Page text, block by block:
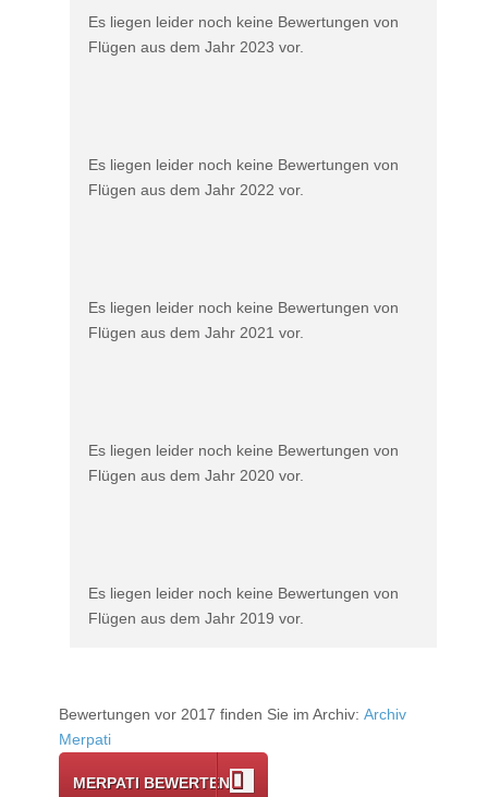
Es liegen leider noch keine Bewertungen von
Flügen aus dem Jahr 2023 vor.
Es liegen leider noch keine Bewertungen von
Flügen aus dem Jahr 2022 vor.
Es liegen leider noch keine Bewertungen von
Flügen aus dem Jahr 2021 vor.
Es liegen leider noch keine Bewertungen von
Flügen aus dem Jahr 2020 vor.
Es liegen leider noch keine Bewertungen von
Flügen aus dem Jahr 2019 vor.
Bewertungen vor 2017 finden Sie im Archiv: Archiv
Merpati
MERPATI BEWERTEN